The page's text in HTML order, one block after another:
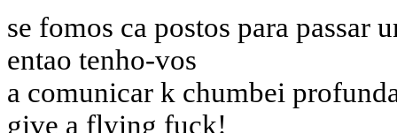
se fomos ca postos para passar
entao tenho-vos
a comunicar k chumbei
give a flying fuck!